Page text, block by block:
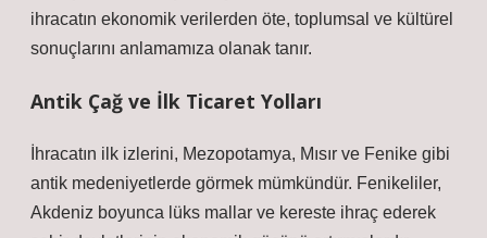
ihracatın ekonomik verilerden öte, toplumsal ve kültürel
sonuçlarını anlamamıza olanak tanır.
Antik Çağ ve İlk Ticaret Yolları
İhracatın ilk izlerini, Mezopotamya, Mısır ve Fenike gibi
antik medeniyetlerde görmek mümkündür. Fenikeliler,
Akdeniz boyunca lüks mallar ve kereste ihraç ederek